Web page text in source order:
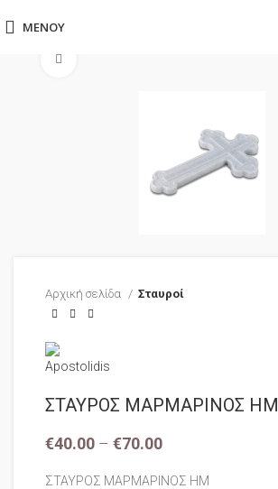
ΜΕΝΟΎ
Αρχική σελίδα Σταυροί
ΣΤΑΥΡΟΣ ΜΑΡΜΑΡΙΝΟΣ ΗΜ
€40.00 – €70.00
ΣΤΑΥΡΟΣ ΜΑΡΜΑΡΙΝΟΣ ΗΜ